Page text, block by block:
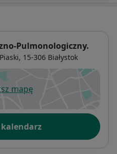
Pulmonologiczny.
Piaski, 15-306 Białystok
mapę
otwiera się w nowej karcie
kalendarz